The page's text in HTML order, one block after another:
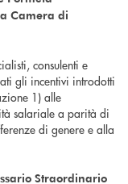
Camera di
consulenti e
gli incentivi introdotti
1) alle
salariale a parità di
di genere e alla
Straordinario